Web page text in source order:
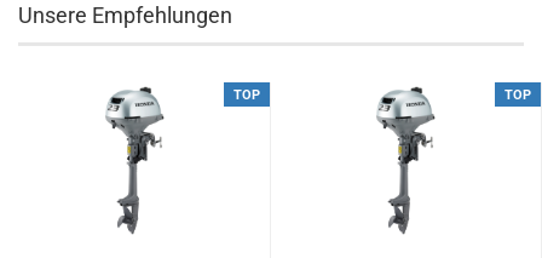
Unsere Empfehlungen
TOP TOP